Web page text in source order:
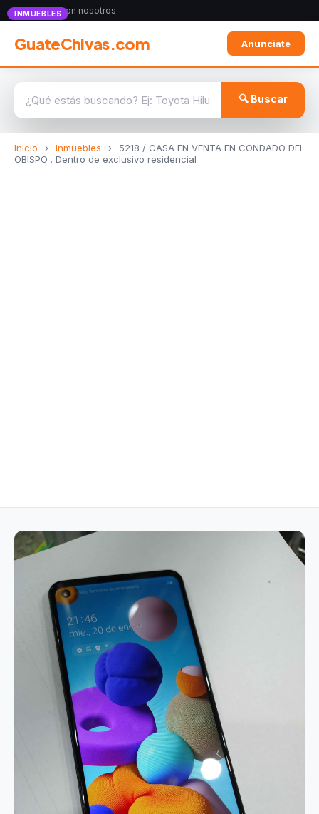
Anunciate con nosotros
GuateChivas.com Anunciate
🔍 Buscar
Inicio › Inmuebles ›
5218 / CASA EN VENTA EN CONDADO DEL
OBISPO . Dentro de exclusivo residencial
INMUEBLES